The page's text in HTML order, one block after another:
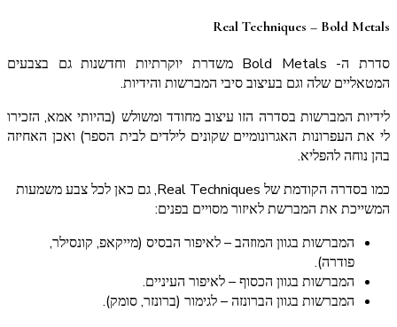
Real Techniques – Bold Metals
סדרת ה- Bold Metals משדרת יוקרתיות וחדשנות גם בצבעים
המטאליים שלה וגם בעיצוב סיבי המברשות והידיות.
לידיות המברשות בסדרה הזו עיצוב מחודד ומשולש (בהיותי אמא, הזכירו
לי את העפרונות האגרונומיים שקונים לילדים לבית הספר) ואכן האחיזה
בהן נוחה להפליא.
כמו בסדרה הקודמת של Real Techniques, גם כאן לכל צבע משמעות
המשייכת את המברשת לאיזור מסויים בפנים:
המברשות בגוון המוזהב – לאיפור הבסיס (מייקאפ, קונסילר,
פודרה).
המברשות בגוון הכסוף – לאיפור העיניים.
המברשות בגוון הברונזה – לגימור (ברונזר, סומק).